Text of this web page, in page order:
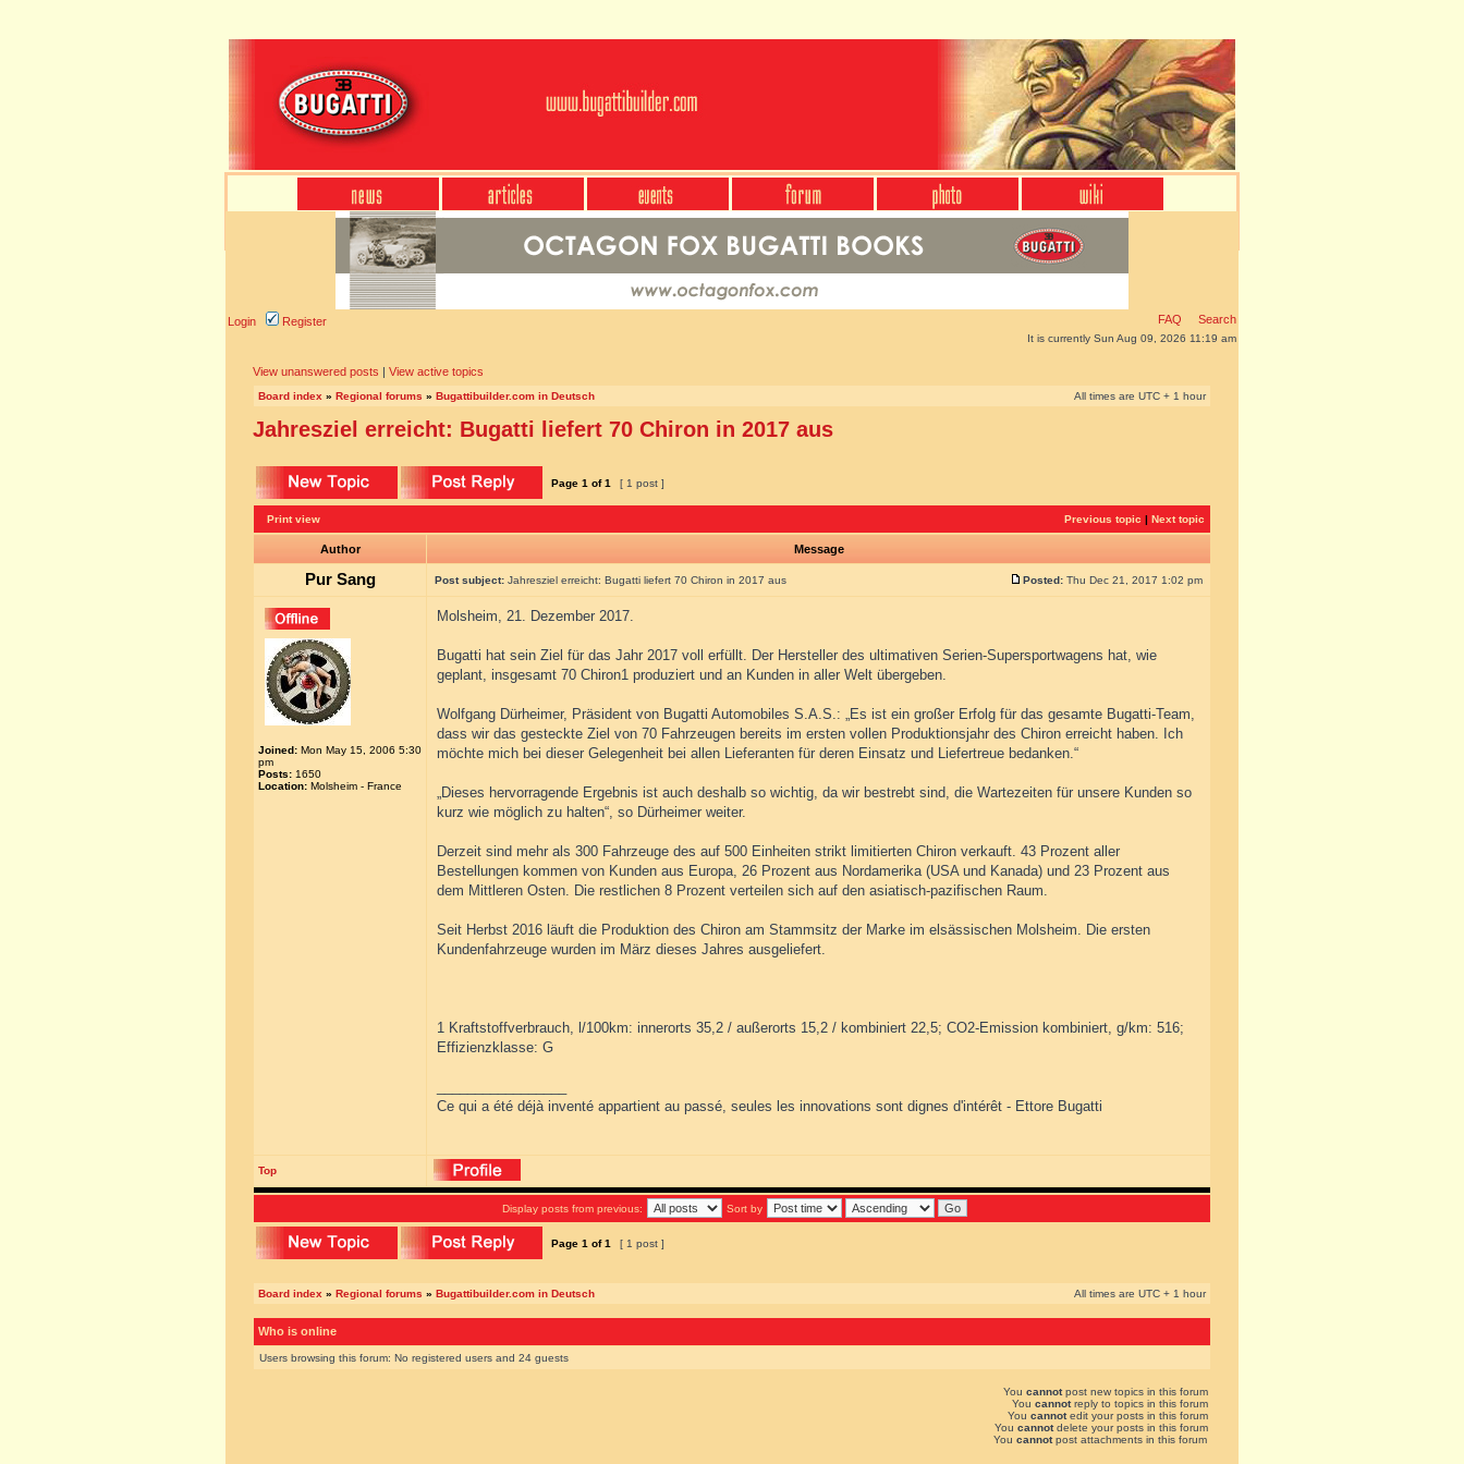
Login Register FAQ Search
It is currently Sun Aug 09, 2026 11:19 am
View unanswered posts | View active topics
Board index » Regional forums » Bugattibuilder.com in Deutsch All times are UTC + 1 hour
Jahresziel erreicht: Bugatti liefert 70 Chiron in 2017 aus
Page 1 of1 [ 1 post ]
Print view Previous topic | Next topic
Author Message
Pur Sang Post subject: Jahresziel erreicht: Bugatti liefert 70 Chiron in 2017 aus Posted: Thu Dec 21, 2017 1:02 pm
Joined: Mon May 15, 2006 5:30
pm
Posts: 1650
Location: Molsheim - France
Molsheim, 21. Dezember 2017.
Bugatti hat sein Ziel für das Jahr 2017 voll erfüllt. Der Hersteller des ultimativen Serien-Supersportwagens hat, wie
geplant, insgesamt 70 Chiron1 produziert und an Kunden in aller Welt übergeben.
Wolfgang Dürheimer, Präsident von Bugatti Automobiles S.A.S.: „Es ist ein großer Erfolg für das gesamte Bugatti-Team,
dass wir das gesteckte Ziel von 70 Fahrzeugen bereits im ersten vollen Produktionsjahr des Chiron erreicht haben. Ich
möchte mich bei dieser Gelegenheit bei allen Lieferanten für deren Einsatz und Liefertreue bedanken.“
„Dieses hervorragende Ergebnis ist auch deshalb so wichtig, da wir bestrebt sind, die Wartezeiten für unsere Kunden so
kurz wie möglich zu halten“, so Dürheimer weiter.
Derzeit sind mehr als 300 Fahrzeuge des auf 500 Einheiten strikt limitierten Chiron verkauft. 43 Prozent aller
Bestellungen kommen von Kunden aus Europa, 26 Prozent aus Nordamerika (USA und Kanada) und 23 Prozent aus
dem Mittleren Osten. Die restlichen 8 Prozent verteilen sich auf den asiatisch-pazifischen Raum.
Seit Herbst 2016 läuft die Produktion des Chiron am Stammsitz der Marke im elsässischen Molsheim. Die ersten
Kundenfahrzeuge wurden im März dieses Jahres ausgeliefert.
1 Kraftstoffverbrauch, l/100km: innerorts 35,2 / außerorts 15,2 / kombiniert 22,5; CO2-Emission kombiniert, g/km: 516;
Effizienzklasse: G
Ce qui a été déjà inventé appartient au passé, seules les innovations sont dignes d'intérêt - Ettore Bugatti
Top
Display posts from previous: Sort by
Page 1 of1 [ 1 post ]
Board index » Regional forums » Bugattibuilder.com in Deutsch All times are UTC + 1 hour
Who is online
Users browsing this forum: No registered users and 24 guests
You cannotpost new topics in this forum
You cannotreply to topics in this forum
You cannotedit your posts in this forum
You cannotdelete your posts in this forum
You cannotpost attachments in this forum